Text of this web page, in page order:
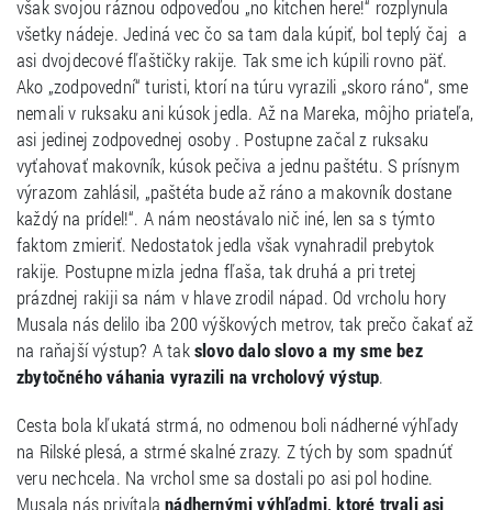
však svojou ráznou odpoveďou „no kitchen here!“ rozplynula
všetky nádeje. Jediná vec čo sa tam dala kúpiť, bol teplý čaj a
asi dvojdecové fľaštičky rakije. Tak sme ich kúpili rovno päť.
Ako „zodpovední“ turisti, ktorí na túru vyrazili „skoro ráno“, sme
nemali v ruksaku ani kúsok jedla. Až na Mareka, môjho priateľa,
asi jedinej zodpovednej osoby . Postupne začal z ruksaku
vyťahovať makovník, kúsok pečiva a jednu paštétu. S prísnym
výrazom zahlásil, „paštéta bude až ráno a makovník dostane
každý na prídel!“. A nám neostávalo nič iné, len sa s týmto
faktom zmieriť. Nedostatok jedla však vynahradil prebytok
rakije. Postupne mizla jedna fľaša, tak druhá a pri tretej
prázdnej rakiji sa nám v hlave zrodil nápad. Od vrcholu hory
Musala nás delilo iba 200 výškových metrov, tak prečo čakať až
na raňajší výstup? A takslovo dalo slovo a my sme bez
zbytočného váhania vyrazili na vrcholový výstup.
Cesta bola kľukatá strmá, no odmenou boli nádherné výhľady
na Rilské plesá, a strmé skalné zrazy. Z tých by som spadnúť
veru nechcela. Na vrchol sme sa dostali po asi pol hodine.
Musala nás privítalanádhernými výhľadmi, ktoré trvali asi